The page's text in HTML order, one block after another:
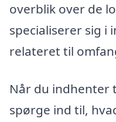
overblik over de
specialiserer sig i
relateret til
Når du indhenter
spørge ind til,